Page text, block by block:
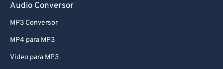
Audio Conversor
MP3 Conversor
MP4 para MP3
Video para MP3